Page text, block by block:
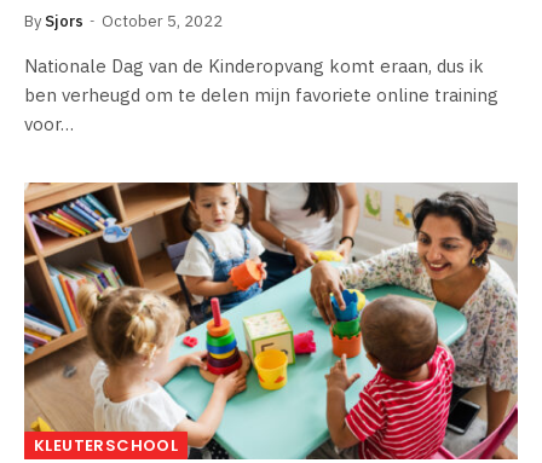
By Sjors October 5, 2022
Nationale Dag van de Kinderopvang komt eraan, dus ik
ben verheugd om te delen mijn favoriete online training
voor…
KLEUTERSCHOOL